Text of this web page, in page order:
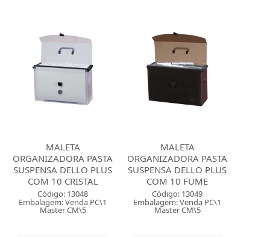
MALETA
ORGANIZADORA PASTA
SUSPENSA DELLO PLUS
COM 10 CRISTAL
Código: 13048
Embalagem: Venda PC\1
Master CM\5
MALETA
ORGANIZADORA PASTA
SUSPENSA DELLO PLUS
COM 10 FUME
Código: 13049
Embalagem: Venda PC\1
Master CM\5